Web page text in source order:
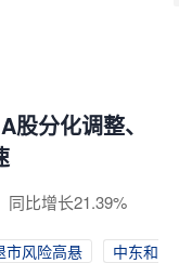
分化调整、
同比增长21.39%
市风险高悬
中东和